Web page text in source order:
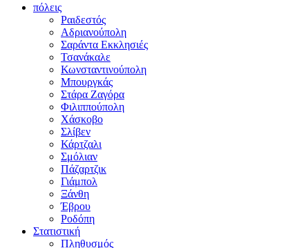
πόλεις
Ραιδεστός
Αδριανούπολη
Σαράντα Εκκλησιές
Τσανάκαλε
Κωνσταντινούπολη
Μπουργκάς
Στάρα Ζαγόρα
Φιλιππούπολη
Χάσκοβο
Σλίβεν
Κάρτζαλι
Σμόλιαν
Πάζαρτζικ
Γιάμπολ
Ξάνθη
Έβρου
Ροδόπη
Στατιστική
Πληθυσμός